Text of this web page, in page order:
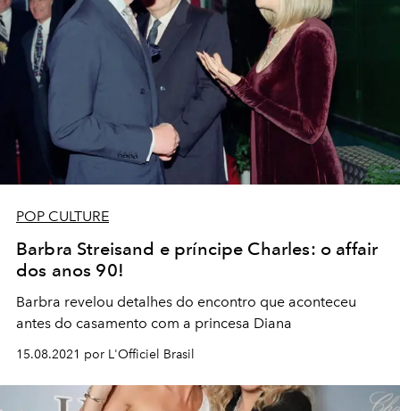
POP CULTURE
Barbra Streisand e príncipe Charles: o affair
dos anos 90!
Barbra revelou detalhes do encontro que aconteceu
antes do casamento com a princesa Diana
15.08.2021 por L'Officiel Brasil